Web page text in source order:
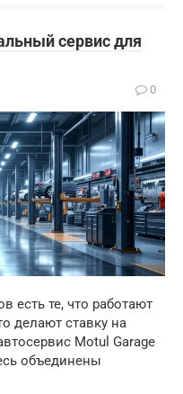
сервис для
0
есть те, что работают
делают ставку на
Motul Garage
объединены